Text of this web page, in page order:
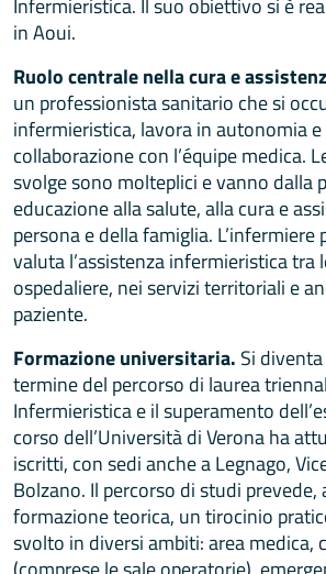
in Aoui.
Ruolo centrale nella cura e
un professionista sanitario che si
infermieristica, lavora in autonomia
collaborazione con l’équipe medica.
svolge sono molteplici e vanno dalla
educazione alla salute, alla cura e
persona e della famiglia. L’infermiere
valuta l’assistenza infermieristica tra
ospedaliere, nei servizi territoriali e
paziente.
Formazione universitaria. Si
termine del percorso di laurea
Infermieristica e il superamento
corso dell’Università di Verona ha
iscritti, con sedi anche a Legnago,
Bolzano. Il percorso di studi prevede,
formazione teorica, un tirocinio
svolto in diversi ambiti: area medica,